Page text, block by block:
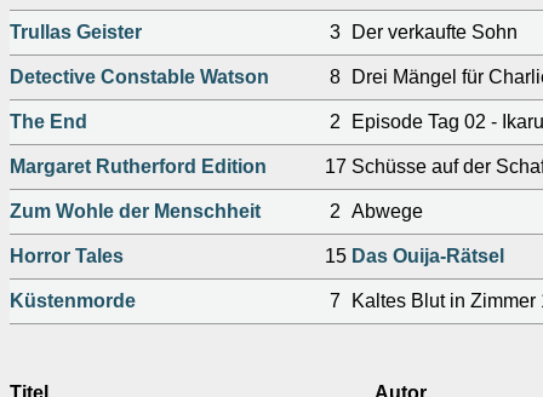
Trullas Geister 3 Der verkaufte Sohn
Detective Constable Watson 8 Drei Mängel für
The End 2 Episode Tag 02 -
Margaret Rutherford Edition 17 Schüsse auf der
Zum Wohle der Menschheit 2 Abwege
Horror Tales 15 Das Ouija-Rätsel
Küstenmorde 7 Kaltes Blut in Zimmer
Titel Autor